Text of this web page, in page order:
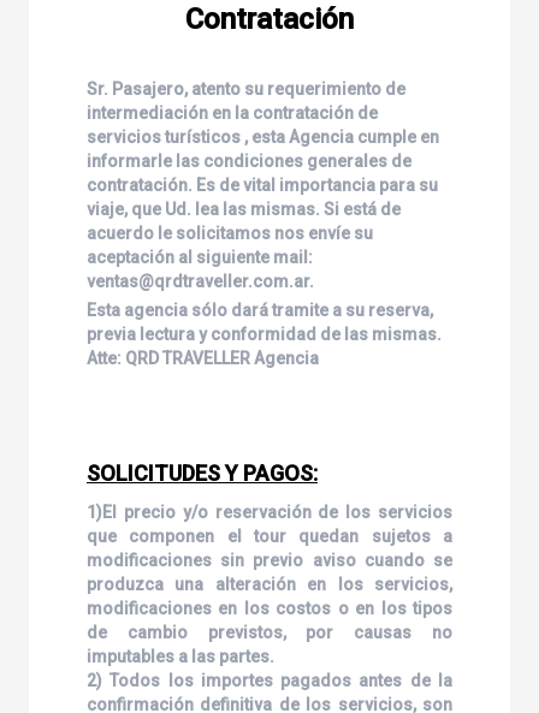
Contratación
Sr. Pasajero, atento su requerimiento de
intermediación en la contratación de
servicios turísticos , esta Agencia cumple en
informarle las condiciones generales de
contratación. Es de vital importancia para su
viaje, que Ud. lea las mismas. Si está de
acuerdo le solicitamos nos envíe su
aceptación al siguiente mail:
ventas@qrdtraveller.com.ar.
Esta agencia sólo dará tramite a su reserva,
previa lectura y conformidad de las mismas.
Atte: QRD TRAVELLER Agencia
SOLICITUDES Y PAGOS:
1)El precio y/o reservación de los servicios
que componen el tour quedan sujetos a
modificaciones sin previo aviso cuando se
produzca una alteración en los servicios,
modificaciones en los costos o en los tipos
de cambio previstos, por causas no
imputables a las partes.
2) Todos los importes pagados antes de la
confirmación definitiva de los servicios, son